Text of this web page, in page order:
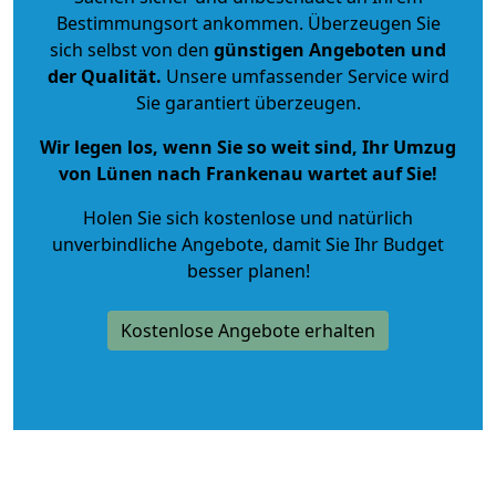
Bestimmungsort ankommen. Überzeugen Sie
sich selbst von den günstigen Angeboten und
der Qualität. Unsere umfassender Service wird
Sie garantiert überzeugen.
Wir legen los, wenn Sie so weit sind, Ihr Umzug
von Lünen nach Frankenau wartet auf Sie!
Holen Sie sich kostenlose und natürlich
unverbindliche Angebote, damit Sie Ihr Budget
besser planen!
Kostenlose Angebote erhalten